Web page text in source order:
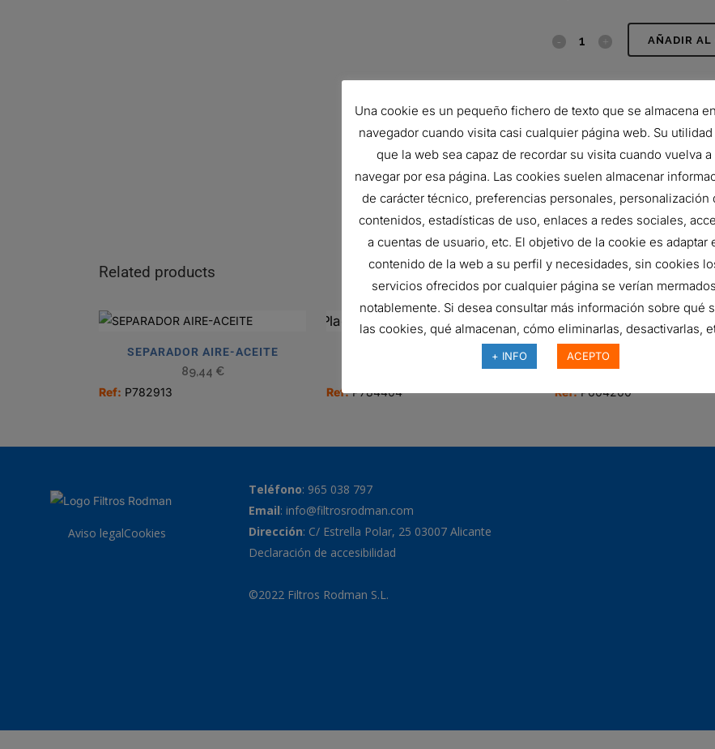
SEPARADOR
quantity
AÑADIR AL
CATEGORÍA: FILTROS
Related products
SEPARADOR AIRE-ACEITE
89,44 €
Ref: P782913
SEPARADOR AIRE-ACEITE
Ref:P784404
SEPARADOR AIRE-
Ref:P604200
Aviso legalCookies
Teléfono: 965 038 797
Email: info@filtrosrodman.com
Dirección: C/ Estrella Polar, 25 03007 Alicante
Declaración de accesibilidad
©2022 Filtros Rodman S.L.
Una cookie es un pequeño fichero de texto que se almacena
navegador cuando visita casi cualquier página web. Su utilidad
que la web sea capaz de recordar su visita cuando vuelva a
navegar por esa página. Las cookies suelen almacenar
de carácter técnico, preferencias personales, personalización
contenidos, estadísticas de uso, enlaces a redes sociales,
a cuentas de usuario, etc. El objetivo de la cookie es adaptar
contenido de la web a su perfil y necesidades, sin cookies
servicios ofrecidos por cualquier página se verían mermados
notablemente. Si desea consultar más información sobre qué
las cookies, qué almacenan, cómo eliminarlas, desactivarlas,
+ INFO ACEPTO